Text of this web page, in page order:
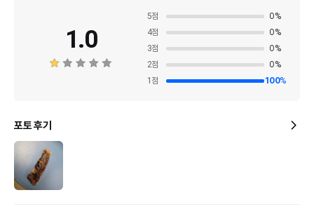
1.0
5점 0%
4점 0%
3점 0%
2점 0%
1 점 100%
포토 후기